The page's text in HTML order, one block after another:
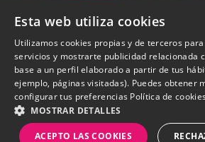
QUIENES SOMOS
Esta web utiliza cookies
Utilizamos cookies propias y de terceros
servicios y mostrarte publicidad relacionada
base a un perfil elaborado a partir de tus
ejemplo, páginas visitadas). Puedes obtener
configurar tus preferencias Política de
MOSTRAR DETALLES
ACEPTO LAS COOKIES